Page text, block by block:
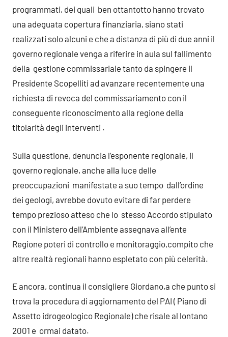
programmati, dei quali ben ottantotto hanno trovato
una adeguata copertura finanziaria, siano stati
realizzati solo alcuni e che a distanza di più di due anni il
governo regionale venga a riferire in aula sul fallimento
della gestione commissariale tanto da spingere il
Presidente Scopelliti ad avanzare recentemente una
richiesta di revoca del commissariamento con il
conseguente riconoscimento alla regione della
titolarità degli interventi .
Sulla questione, denuncia l’esponente regionale, il
governo regionale, anche alla luce delle
preoccupazioni manifestate a suo tempo dall’ordine
dei geologi, avrebbe dovuto evitare di far perdere
tempo prezioso atteso che lo stesso Accordo stipulato
con il Ministero dell’Ambiente assegnava all’ente
Regione poteri di controllo e monitoraggio,compito che
altre realtà regionali hanno espletato con più celerità.
E ancora, continua il consigliere Giordano,a che punto si
trova la procedura di aggiornamento del PAI ( Piano di
Assetto idrogeologico Regionale) che risale al lontano
2001 e ormai datato.